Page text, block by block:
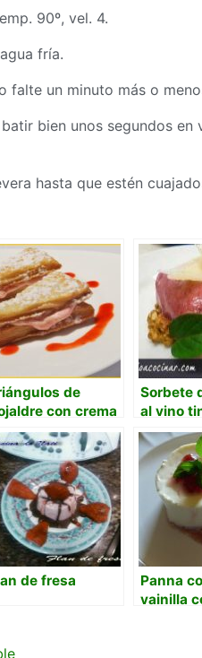
90º, vel. 4.
fría.
falte un minuto más o
bien unos segundos
hasta que estén
de
con crema
fresas
Sorbete
al vino
nueces
de fresa
Panna
vainilla